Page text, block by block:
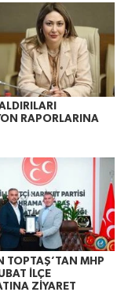
RAPORLARINA
TOPTAŞ’TAN MHP
İLÇE
ZİYARET